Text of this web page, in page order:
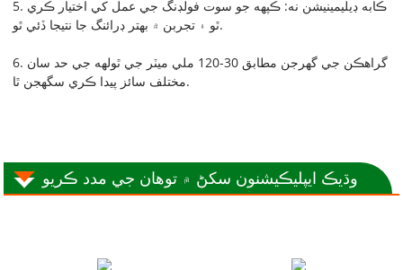
5. ڪابه ڊيليمينيشن نه: ڪپهه جو سوت فولڊنگ جي عمل کي اختيار ڪري
ٿو ۽ تجربن ۾ بهتر ڊرائنگ جا نتيجا ڏئي ٿو.
6. گراهڪن جي گهرجن مطابق 30-120 ملي ميٽر جي ٿولهه جي حد سان
مختلف سائز پيدا ڪري سگھجن ٿا.
وڌيڪ ايپليڪيشنون سکڻ ۾ توهان جي مدد ڪريو